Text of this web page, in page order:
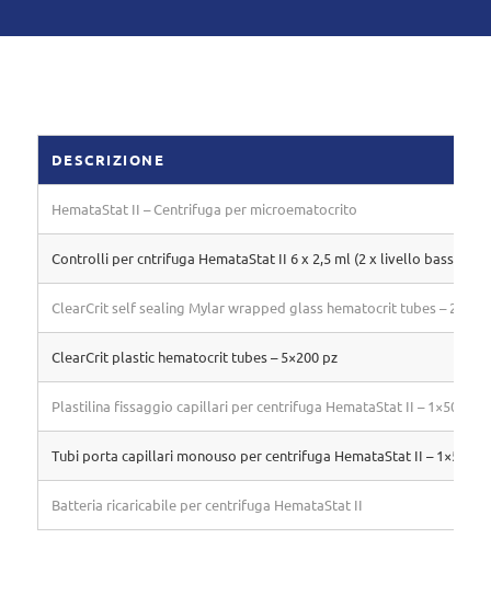
DESCRIZIONE
HemataStat II – Centrifuga per microematocrito
Controlli per cntrifuga HemataStat II 6 x 2,5 ml (2 x livello basso, 2
ClearCrit self sealing Mylar wrapped glass hematocrit tubes –
ClearCrit plastic hematocrit tubes – 5×200 pz
Plastilina fissaggio capillari per centrifuga HemataStat II – 1×50 pz
Tubi porta capillari monouso per centrifuga HemataStat II – 1×50 pz
Batteria ricaricabile per centrifuga HemataStat II